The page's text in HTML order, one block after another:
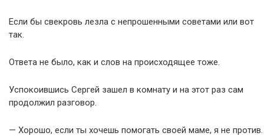
Если бы свекровь лезла с непрошенными советами или вот
так.
Ответа не было, как и слов на происходящее тоже.
Успокоившись Сергей зашел в комнату и на этот раз сам
продолжил разговор.
— Хорошо, если ты хочешь помогать своей маме, я не против.